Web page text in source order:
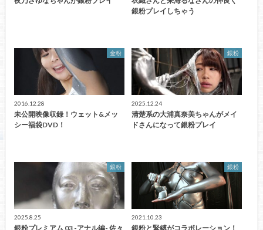
銀粉プレイしちゃう
金粉
2016.12.28
未公開映像収録！ウェット&メッ
シー福袋DVD！
銀粉
2025.12.24
清楚系の大浦真奈美ちゃんがメイ
ドさんになって銀粉プレイ
銀粉
2025.8.25
銀粉プレミアム 03 -アナル編- 佐々
銀粉
2021.10.23
銀粉と緊縛がコラボレーション！